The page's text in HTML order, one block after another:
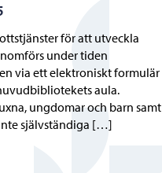
för att utveckla
under tiden
via ett elektroniskt formulär
aula.
ungdomar och barn samt
självständiga […]